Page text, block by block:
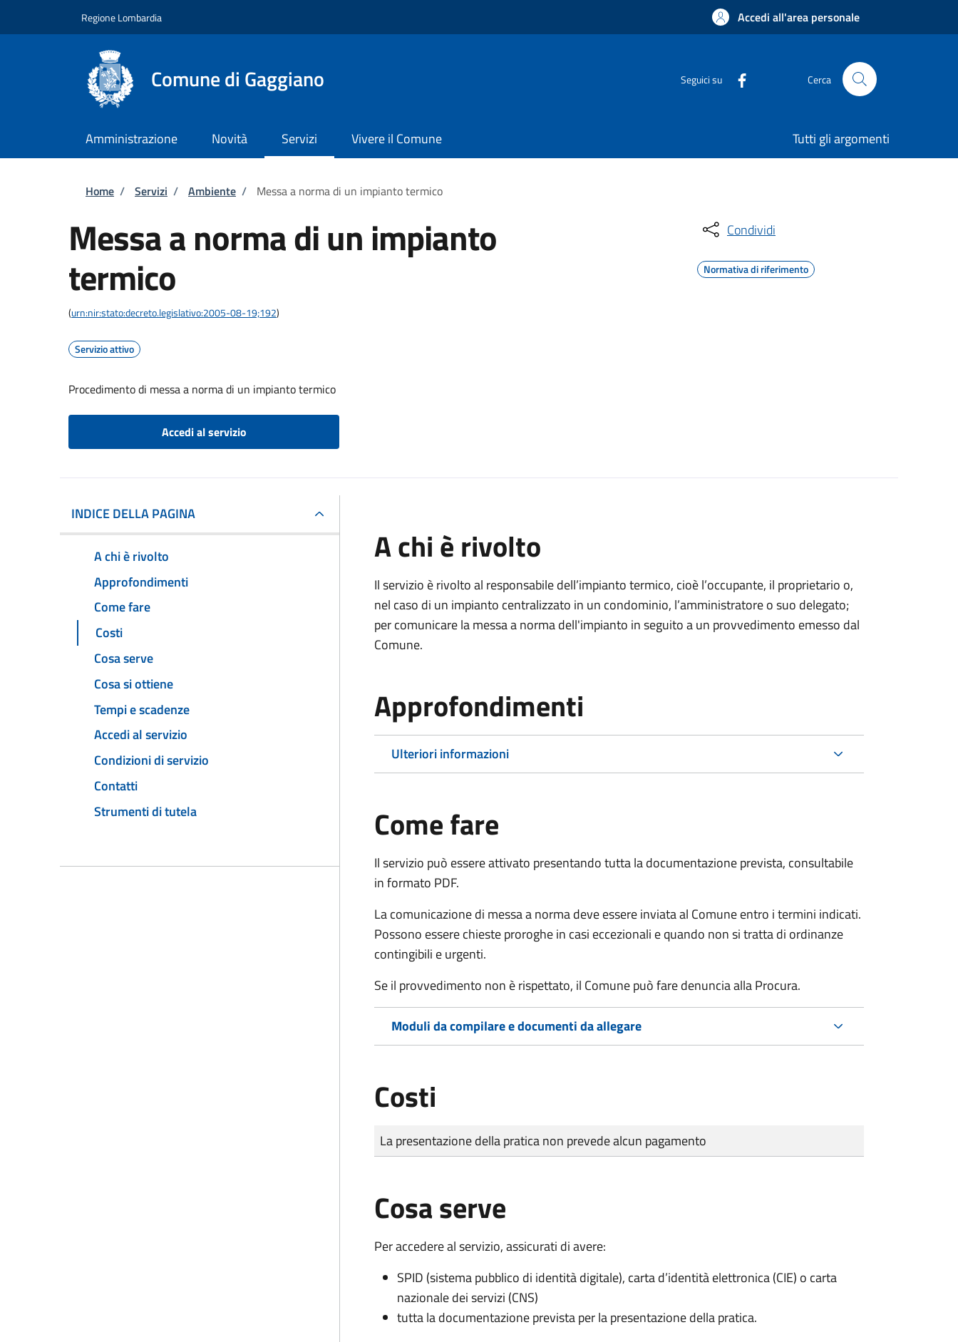
Regione Lombardia Accedi all'area personale
Comune di Gaggiano Seguici su Cerca
Amministrazione Novità Servizi Vivere il Comune Tutti gli argomenti
Briciole di pane
Home / Servizi / Ambiente / Messa a norma di un impianto termico
Messa a norma di un impianto
termico
(urn:nir:stato:decreto.legislativo:2005-08-19;192)
Servizio attivo
Procedimento di messa a norma di un impianto termico
Accedi al servizio
Condividi
Normativa di riferimento
INDICE DELLA PAGINA
A chi è rivolto
Approfondimenti
Come fare
Costi
Cosa serve
Cosa si ottiene
Tempi e scadenze
Accedi al servizio
Condizioni di servizio
Contatti
Strumenti di tutela
A chi è rivolto
Il servizio è rivolto al responsabile dell’impianto termico, cioè l’occupante, il proprietario o,
nel caso di un impianto centralizzato in un condominio, l’amministratore o suo delegato;
per comunicare la messa a norma dell'impianto in seguito a un provvedimento emesso dal
Comune.
Approfondimenti
Ulteriori informazioni
Come fare
Il servizio può essere attivato presentando tutta la documentazione prevista, consultabile
in formato PDF.
La comunicazione di messa a norma deve essere inviata al Comune entro i termini indicati.
Possono essere chieste proroghe in casi eccezionali e quando non si tratta di ordinanze
contingibili e urgenti.
Se il provvedimento non è rispettato, il Comune può fare denuncia alla Procura.
Moduli da compilare e documenti da allegare
Costi
Tipo di pagamento
Importo
La presentazione della pratica non prevede alcun pagamento
Cosa serve
Per accedere al servizio, assicurati di avere:
SPID (sistema pubblico di identità digitale), carta d’identità elettronica (CIE) o carta
nazionale dei servizi (CNS)
tutta la documentazione prevista per la presentazione della pratica.